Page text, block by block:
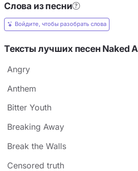
Слова из песни
Войдите, чтобы разобрать слова
Тексты лучших песен Naked
Angry
Anthem
Bitter Youth
Breaking Away
Break the Walls
Censored truth